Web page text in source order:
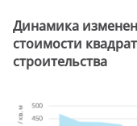
Динамика
стоимости
строительства